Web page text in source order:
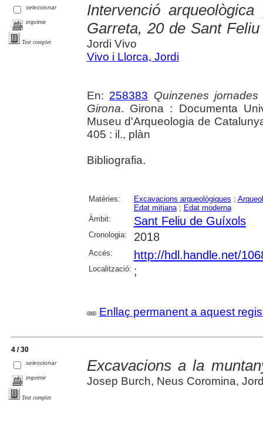
seleccionar
imprimir
Text complet
Intervenció
Garreta, 20 de Sant
Jordi Vivo
Vivo i Llorca, Jordi
En: 258383 Quinzenes
Girona. Girona : Documenta
Museu d'Arqueologia de
405 : il., plàn
Bibliografia.
Matèries: Excavacions arqueològiques ;
Edat mitjana; Edat moderna
Àmbit:
Sant Feliu de Guíxols
Cronologia: 2018
Accés: http://hdl.handle.net/
Localització: ;
Enllaç permanent a aquest
4 / 30
seleccionar
imprimir
Text complet
Excavacions a la
Josep Burch, Neus Coromina,